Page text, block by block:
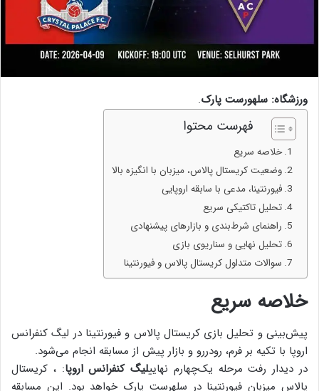
ورزشگاه: سلهورست پارک.
فهرست محتوا
خلاصه سریع
وضعیت کریستال پالاس، میزبان با انگیزه بالا
فیورنتینا، مدعی با سابقه اروپایی
تحلیل تاکتیکی سریع
راهنمای شرط‌بندی و بازار‌های پیشنهادی
تحلیل نهایی و سناریوی بازی
سوالات متداول کریستال پالاس و فیورنتینا
خلاصه سریع
پیش‌بینی و تحلیل بازی کریستال پالاس و فیورنتینا در لیگ کنفرانس
اروپا با تکیه بر فرم، رودررو و بازار پیش از مسابقه انجام می‌شود.
در دیدار رفت مرحله یک‌چهارم نهاییلیگ کنفرانس اروپا: ، کریستال
پالاس میزبان فیورنتینا در سلهرست پارک خواهد بود. این مسابقه